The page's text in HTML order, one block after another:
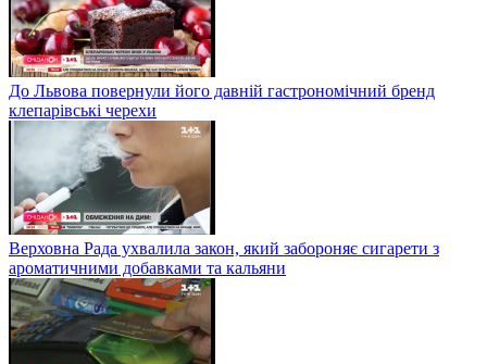
До Львова повернули його давній гастрономічний бренд
клепарівські черехи
Верховна Рада ухвалила закон, який забороняє сигарети з
ароматичними добавками та кальяни